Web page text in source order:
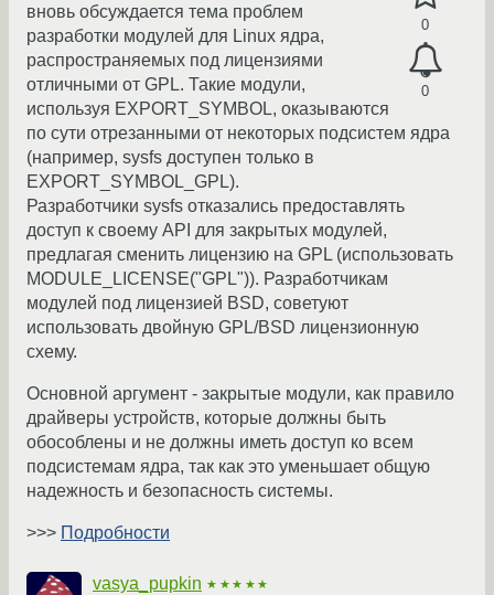
0
0
вновь обсуждается тема проблем
разработки модулей для Linux ядра,
распространяемых под лицензиями
отличными от GPL. Такие модули,
используя EXPORT_SYMBOL, оказываются
по сути отрезанными от некоторых подсистем ядра
(например, sysfs доступен только в
EXPORT_SYMBOL_GPL).
Разработчики sysfs отказались предоставлять
доступ к своему API для закрытых модулей,
предлагая сменить лицензию на GPL (использовать
MODULE_LICENSE("GPL")). Разработчикам
модулей под лицензией BSD, советуют
использовать двойную GPL/BSD лицензионную
схему.
Основной аргумент - закрытые модули, как правило
драйверы устройств, которые должны быть
обособлены и не должны иметь доступ ко всем
подсистемам ядра, так как это уменьшает общую
надежность и безопасность системы.
>>> Подробности
vasya_pupkin ★★★★★